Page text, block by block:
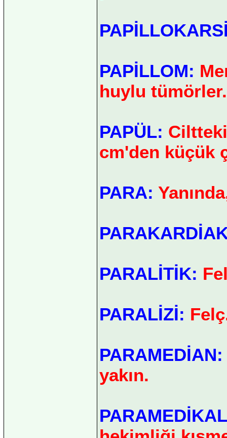
PAPİLLOM:
huylu tümörler.
PAPÜL:
cm'den küçük
PARA:
PARALİTİK:
PARALİZİ:
yakın.